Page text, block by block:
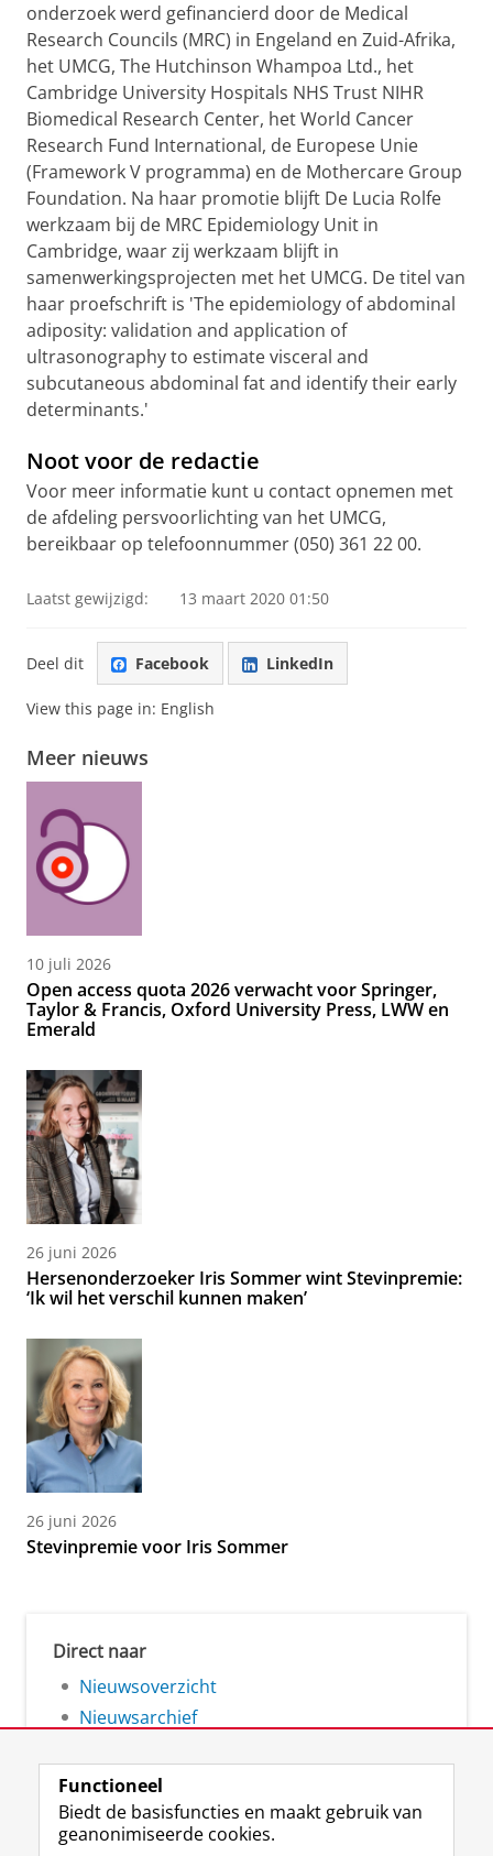
onderzoek werd gefinancierd door de Medical
Research Councils (MRC) in Engeland en Zuid-Afrika,
het UMCG, The Hutchinson Whampoa Ltd., het
Cambridge University Hospitals NHS Trust NIHR
Biomedical Research Center, het World Cancer
Research Fund International, de Europese Unie
(Framework V programma) en de Mothercare Group
Foundation. Na haar promotie blijft De Lucia Rolfe
werkzaam bij de MRC Epidemiology Unit in
Cambridge, waar zij werkzaam blijft in
samenwerkingsprojecten met het UMCG. De titel van
haar proefschrift is 'The epidemiology of abdominal
adiposity: validation and application of
ultrasonography to estimate visceral and
subcutaneous abdominal fat and identify their early
determinants.'
Noot voor de redactie
Voor meer informatie kunt u contact opnemen met
de afdeling persvoorlichting van het UMCG,
bereikbaar op telefoonnummer (050) 361 22 00.
Laatst gewijzigd: 13 maart 2020 01:50
Deel dit Facebook LinkedIn
View this page in: English
Meer nieuws
10 juli 2026
Open access quota 2026 verwacht voor Springer,
Taylor & Francis, Oxford University Press, LWW en
Emerald
26 juni 2026
Hersenonderzoeker Iris Sommer wint Stevinpremie:
‘Ik wil het verschil kunnen maken’
26 juni 2026
Stevinpremie voor Iris Sommer
Direct naar
Nieuwsoverzicht
Nieuwsarchief
Functioneel
Biedt de basisfuncties en maakt gebruik van
geanonimiseerde cookies.